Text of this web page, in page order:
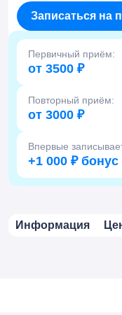
Записаться на
Первичный приём:
от 3500 ₽
Повторный приём:
от 3000 ₽
Впервые
+1 000 ₽ бонус
Информация